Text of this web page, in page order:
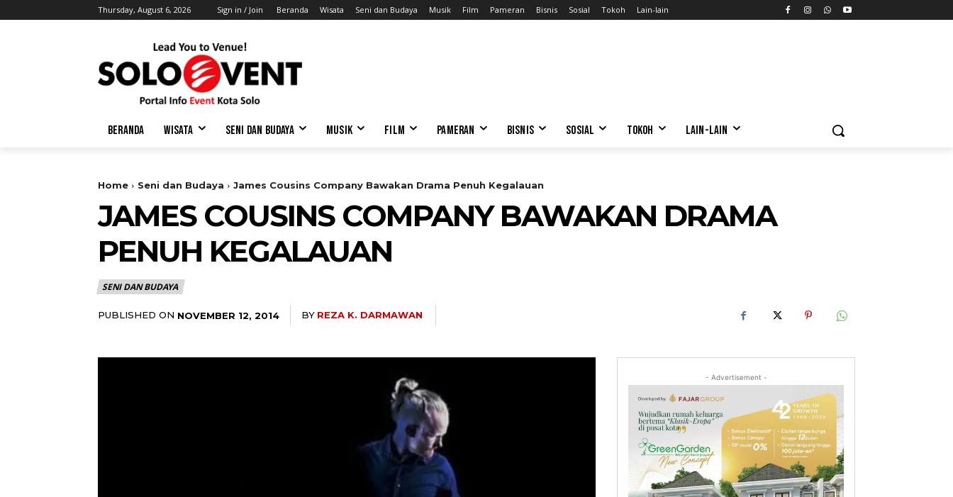
Thursday, August 6, 2026 Sign in / Join Beranda Wisata Seni dan Budaya Musik Film Pameran Bisnis Sosial Tokoh Lain-lain
BERANDA WISATA SENI DAN BUDAYA MUSIK FILM PAMERAN BISNIS SOSIAL TOKOH LAIN-LAIN
Home Seni dan Budaya James Cousins Company Bawakan Drama Penuh Kegalauan
JAMES COUSINS COMPANY BAWAKAN DRAMA
PENUH KEGALAUAN
SENI DAN BUDAYA
PUBLISHED ON NOVEMBER 12, 2014 BY REZA K. DARMAWAN
- Advertisement -